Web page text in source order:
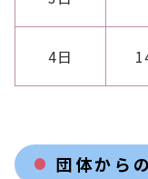
4日
団体から